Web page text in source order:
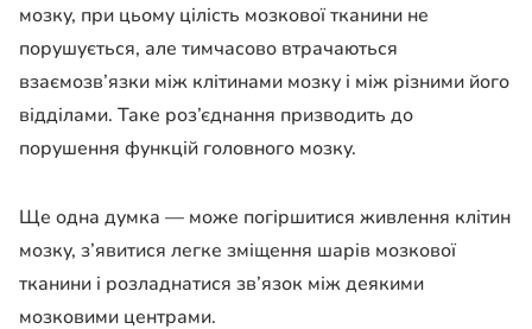
мозку, при цьому цілість мозкової тканини не
порушується, але тимчасово втрачаються
взаємозв’язки між клітинами мозку і між різними його
відділами. Таке роз’єднання призводить до
порушення функцій головного мозку.
Ще одна думка — може погіршитися живлення клітин
мозку, з’явитися легке зміщення шарів мозкової
тканини і розладнатися зв’язок між деякими
мозковими центрами.